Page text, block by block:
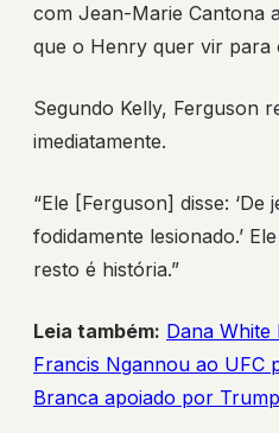
com Jean-Marie Cantona
que o Henry quer vir para
Segundo Kelly, Ferguson
imediatamente.
“Ele [Ferguson] disse:
fodidamente lesionado.’
resto é história.”
Leia também: Dana
Francis Ngannou ao UFC
Branca apoiado por Trump